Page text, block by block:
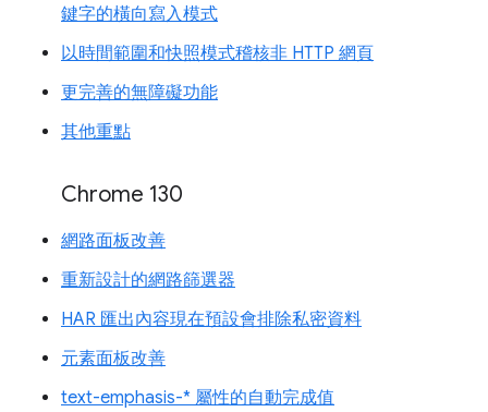
鍵字的橫向寫入模式
以時間範圍和快照模式稽核非 HTTP 網頁
更完善的無障礙功能
其他重點
Chrome 130
網路面板改善
重新設計的網路篩選器
HAR 匯出內容現在預設會排除私密資料
元素面板改善
text-emphasis-* 屬性的自動完成值